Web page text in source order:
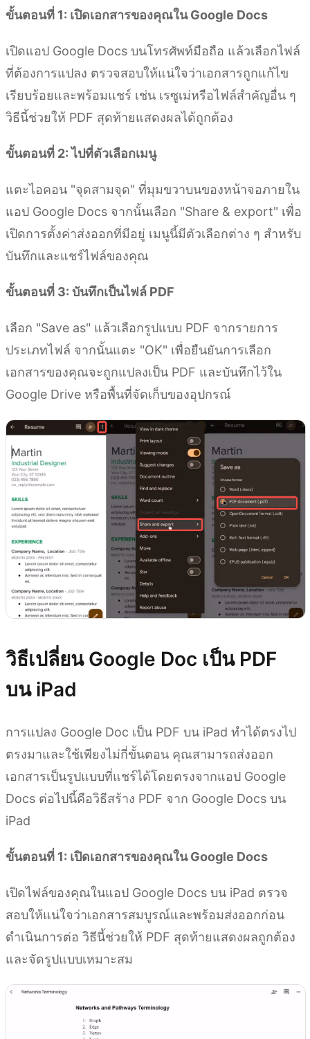
ขั้นตอนที่ 1: เปิดเอกสารของคุณใน Google Docs
เปิดแอป Google Docs บนโทรศัพท์มือถือ แล้วเลือกไฟล์
ที่ต้องการแปลง ตรวจสอบให้แน่ใจว่าเอกสารถูกแก้ไข
เรียบร้อยและพร้อมแชร์ เช่น เรซูเม่หรือไฟล์สำคัญอื่น ๆ
วิธีนี้ช่วยให้ PDF สุดท้ายแสดงผลได้ถูกต้อง
ขั้นตอนที่ 2: ไปที่ตัวเลือกเมนู
แตะไอคอน "จุดสามจุด" ที่มุมขวาบนของหน้าจอภายใน
แอป Google Docs จากนั้นเลือก "Share & export" เพื่อ
เปิดการตั้งค่าส่งออกที่มีอยู่ เมนูนี้มีตัวเลือกต่าง ๆ สำหรับ
บันทึกและแชร์ไฟล์ของคุณ
ขั้นตอนที่ 3: บันทึกเป็นไฟล์ PDF
เลือก "Save as" แล้วเลือกรูปแบบ PDF จากรายการ
ประเภทไฟล์ จากนั้นแตะ "OK" เพื่อยืนยันการเลือก
เอกสารของคุณจะถูกแปลงเป็น PDF และบันทึกไว้ใน
Google Drive หรือพื้นที่จัดเก็บของอุปกรณ์
วิธีเปลี่ยน Google Doc เป็น PDF
บน iPad
การแปลง Google Doc เป็น PDF บน iPad ทำได้ตรงไป
ตรงมาและใช้เพียงไม่กี่ขั้นตอน คุณสามารถส่งออก
เอกสารเป็นรูปแบบที่แชร์ได้โดยตรงจากแอป Google
Docs ต่อไปนี้คือวิธีสร้าง PDF จาก Google Docs บน
iPad
ขั้นตอนที่ 1: เปิดเอกสารของคุณใน Google Docs
เปิดไฟล์ของคุณในแอป Google Docs บน iPad ตรวจ
สอบให้แน่ใจว่าเอกสารสมบูรณ์และพร้อมส่งออกก่อน
ดำเนินการต่อ วิธีนี้ช่วยให้ PDF สุดท้ายแสดงผลถูกต้อง
และจัดรูปแบบเหมาะสม